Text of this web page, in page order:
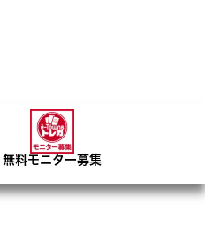
無料モニター募集